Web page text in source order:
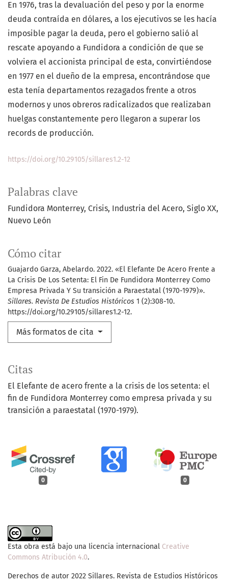
Palabras clave
Fundidora Monterrey Crisis Industria del Acero Siglo XX
Nuevo León
Cómo citar
Guajardo Garza, Abelardo. 2022. «El Elefante De Acero Frente a
La Crisis De Los Setenta: El Fin De Fundidora Monterrey Como
Empresa Privada Y Su transición a Paraestatal (1970-1979)».
Sillares. Revista De Estudios Históricos 1 (2):308-10.
https://doi.org/10.29105/sillares1.2-12.
Más formatos de cita
0 0
En 1976, tras la devaluación del peso y por la enorme
deuda contraída en dólares, a los ejecutivos se les hacía
imposible pagar la deuda, pero el gobierno salió al
rescate apoyando a Fundidora a condición de que se
volviera el accionista principal de esta, convirtiéndose
en 1977 en el dueño de la empresa, encontrándose que
esta tenía departamentos rezagados frente a otros
modernos y unos obreros radicalizados que realizaban
huelgas constantemente pero llegaron a superar los
records de producción.
https://doi.org/10.29105/sillares1.2-12
Citas
El Elefante de acero frente a la crisis de los setenta: el
fin de Fundidora Monterrey como empresa privada y su
transición a paraestatal (1970-1979).
Esta obra está bajo una licencia internacional Creative
Commons Atribución 4.0.
Derechos de autor 2022 Sillares. Revista de Estudios Históricos